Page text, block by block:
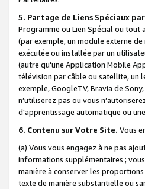
5. Partage de Liens Spéciaux
Programme ou Lien Spécial ou tout
(par exemple, un module externe
exécutée ou installée par un
(autre qu'une Application Mobile
télévision par câble ou satellite, un
exemple, GoogleTV, Bravia de
n’utiliserez pas ou vous
d'apprentissage automatique ou
6. Contenu sur Votre Site. Vous
(a) Vous vous engagez à ne pas
informations supplémentaires ;
manière à conserver les
texte de manière substantielle ou